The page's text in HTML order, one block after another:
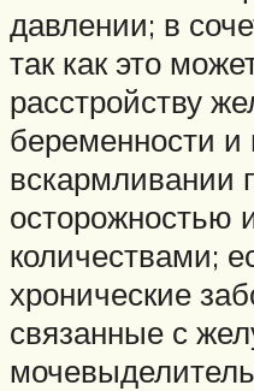
давлении; в
так как это
расстройству
беременности и
вскармливании
осторожностью
количествами;
хронические
связанные с